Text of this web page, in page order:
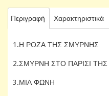
Περιγραφή Χαρακτηριστικά
1.Η ΡΟΖΑ ΤΗΣ ΣΜΥΡΝΗΣ
2.ΣΜΥΡΝΗ ΣΤΟ ΠΑΡΙΣΙ
3.ΜΙΑ ΦΩΝΗ